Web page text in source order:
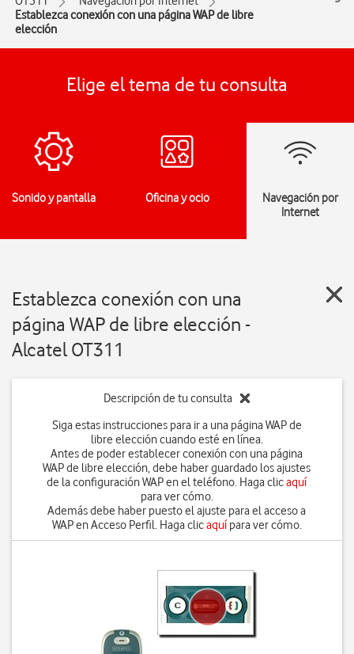
Establezca conexión con una página WAP de libre
elección
Elige el tema de tu consulta
Sonido y pantalla Oficina y ocio
Navegación por
Internet
Establezca conexión con una
página WAP de libre elección -
Alcatel OT311
Descripción de tu consulta
Siga estas instrucciones para ir a una página WAP de
libre elección cuando esté en línea.
Antes de poder establecer conexión con una página
WAP de libre elección, debe haber guardado los ajustes
de la configuración WAP en el teléfono. Haga clicaquí
para ver cómo.
Además debe haber puesto el ajuste para el acceso a
WAP en Acceso Perfil. Haga clicaquípara ver cómo.